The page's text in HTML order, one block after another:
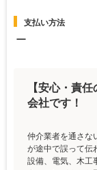
支払い方法
ー
【安心・責
会社です！
仲介業者を通さな
が途中で誤って伝
設備、電気、木工